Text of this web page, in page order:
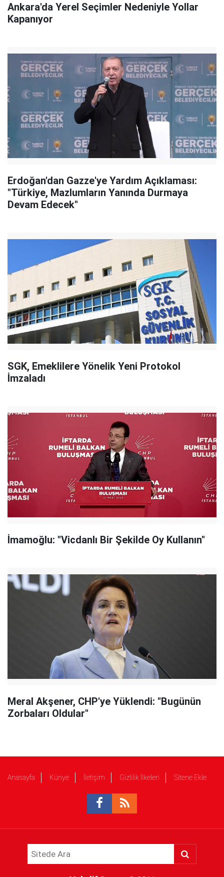
Ankara'da Yerel Seçimler Nedeniyle Yollar
Kapanıyor
Erdoğan'dan Gazze'ye Yardım Açıklaması:
"Türkiye, Mazlumların Yanında Durmaya
Devam Edecek"
SGK, Emeklilere Yönelik Yeni Protokol
İmzaladı
İmamoğlu: "Vicdanlı Bir Şekilde Oy Kullanın"
Meral Akşener, CHP'ye Yüklendi: "Bugünün
Zorbaları Oldular"
Anasayfa Künye İletişim Gizlilik İlkeleri Sitene Ekle